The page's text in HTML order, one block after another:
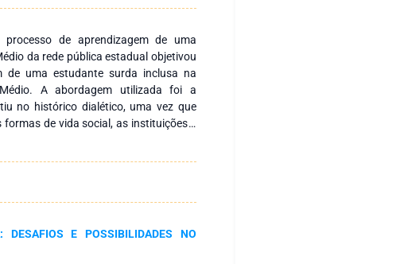
de aprendizagem de uma
da rede pública estadual objetivou
de uma estudante surda inclusa na
A abordagem utilizada foi a
no histórico dialético, uma vez que
de vida social, as instituições e
isso é importante pesquisar suas
entrevista semiestruturada
a gestora e os professores. Com a
se que a escola, campo da pesquisa,
ações para que a estudante
realizadas pela instituição,
educacional desconhecem as
DESAFIOS E POSSIBILIDADES NO